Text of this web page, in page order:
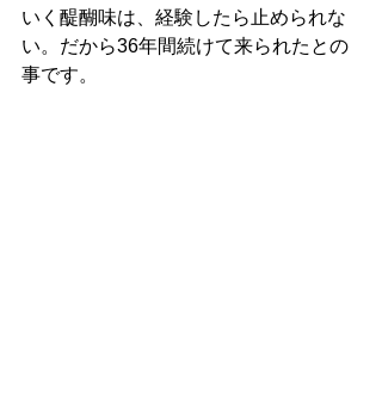
いく醍醐味は、経験したら止められな
い。だから36年間続けて来られたとの
事です。